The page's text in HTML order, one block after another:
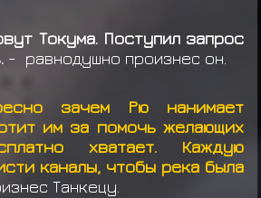
Токума. Поступил запрос
- равнодушно произнес он.
зачем Рю нанимает
им за помочь желающих
хватает. Каждую
каналы, чтобы река была
Танкецу.